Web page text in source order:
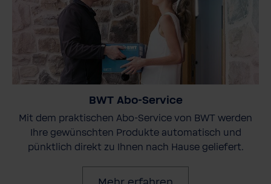
BWT Abo-Service
Mit dem praktischen Abo-Service von BWT werden
Ihre gewünschten Produkte automatisch und
pünktlich direkt zu Ihnen nach Hause geliefert.